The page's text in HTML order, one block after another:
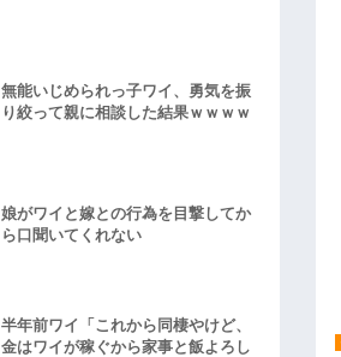
無能いじめられっ子ワイ、勇気を振
り絞って親に相談した結果ｗｗｗｗ
娘がワイと嫁との行為を目撃してか
ら口聞いてくれない
半年前ワイ「これから同棲やけど、
金はワイが稼ぐから家事と飯よろし